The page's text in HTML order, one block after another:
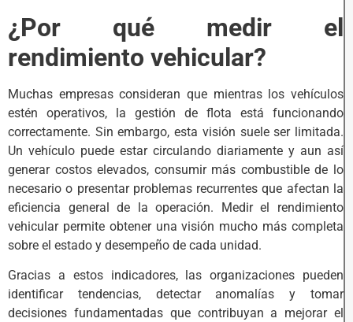
¿Por qué medir el
rendimiento vehicular?
Muchas empresas consideran que mientras los vehículos
estén operativos, la gestión de flota está funcionando
correctamente. Sin embargo, esta visión suele ser limitada.
Un vehículo puede estar circulando diariamente y aun así
generar costos elevados, consumir más combustible de lo
necesario o presentar problemas recurrentes que afectan la
eficiencia general de la operación. Medir el rendimiento
vehicular permite obtener una visión mucho más completa
sobre el estado y desempeño de cada unidad.
Gracias a estos indicadores, las organizaciones pueden
identificar tendencias, detectar anomalías y tomar
decisiones fundamentadas que contribuyan a mejorar el